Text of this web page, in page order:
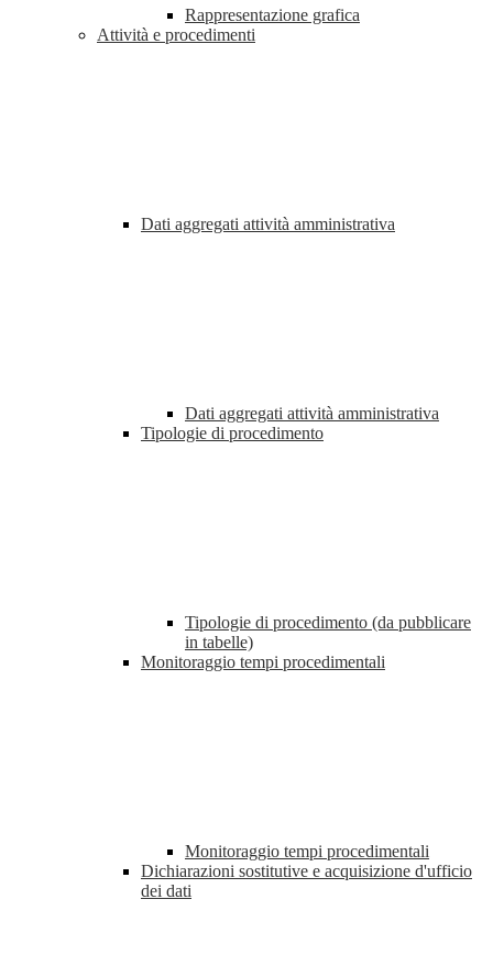
Rappresentazione grafica
Attività e procedimenti
Dati aggregati attività amministrativa
Dati aggregati attività amministrativa
Tipologie di procedimento
Tipologie di procedimento (da pubblicare
in tabelle)
Monitoraggio tempi procedimentali
Monitoraggio tempi procedimentali
Dichiarazioni sostitutive e acquisizione d'ufficio
dei dati